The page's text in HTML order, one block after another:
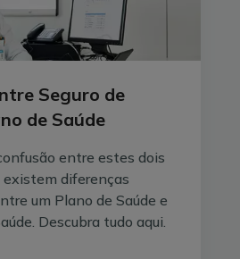
Seguro de
de Saúde
entre estes dois
diferenças
um Plano de Saúde e
Descubra tudo aqui.